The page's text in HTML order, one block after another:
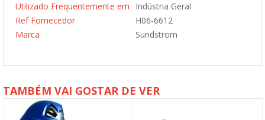
Utilizado Frequentemente em
Indústria Geral
Ref Fornecedor
H06-6612
Marca
Sundstrom
TAMBÉM VAI GOSTAR DE VER